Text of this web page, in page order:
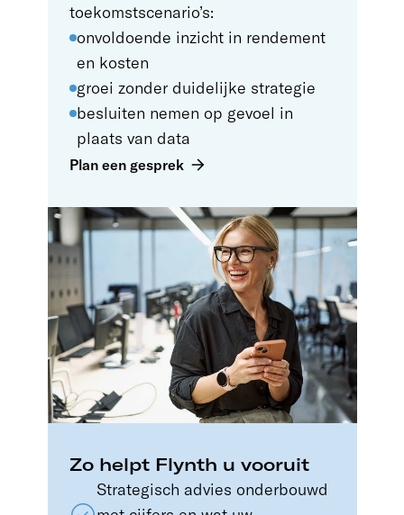
toekomstscenario’s:
onvoldoende inzicht in rendement
en kosten
groei zonder duidelijke strategie
besluiten nemen op gevoel in
plaats van data
Plan een gesprek
Zo helpt Flynth u vooruit
Strategisch advies onderbouwd